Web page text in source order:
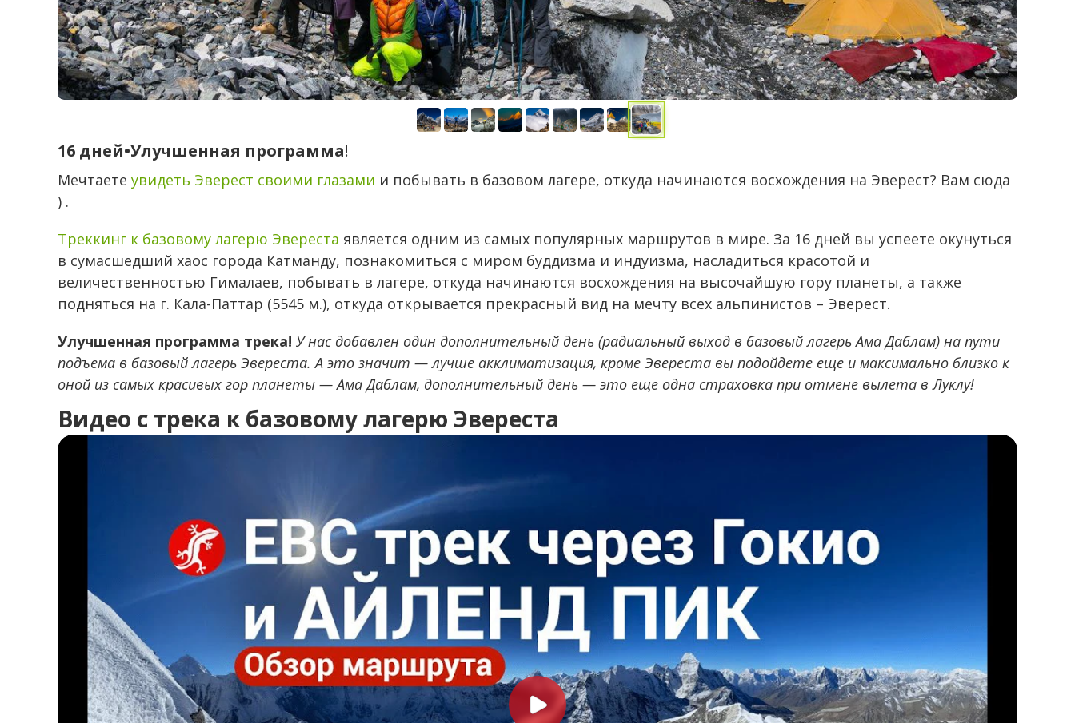
16 дней•Улучшенная программа!
Мечтаете увидеть Эверест своими глазами и побывать в базовом лагере, откуда начинаются восхождения на Эверест? Вам сюда
) .
Треккинг к базовому лагерю Эвереста является одним из самых популярных маршрутов в мире. За 16 дней вы успеете окунуться
в сумасшедший хаос города Катманду, познакомиться с миром буддизма и индуизма, насладиться красотой и
величественностью Гималаев, побывать в лагере, откуда начинаются восхождения на высочайшую гору планеты, а также
подняться на г. Кала-Паттар (5545 м.), откуда открывается прекрасный вид на мечту всех альпинистов – Эверест.
Улучшенная программа трека! У нас добавлен один дополнительный день (радиальный выход в базовый лагерь Ама Даблам) на пути
подъема в базовый лагерь Эвереста. А это значит — лучше акклиматизация, кроме Эвереста вы подойдете еще и максимально близко к
оной из самых красивых гор планеты — Ама Даблам, дополнительный день — это еще одна страховка при отмене вылета в Луклу!
Видео с трека к базовому лагерю Эвереста